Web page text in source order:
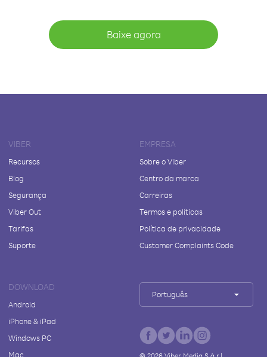
Baixe agora
VIBER
Recursos
Blog
Segurança
Viber Out
Tarifas
Suporte
EMPRESA
Sobre o Viber
Centro da marca
Carreiras
Termos e políticas
Política de privacidade
Customer Complaints Code
DOWNLOAD
Android
iPhone & iPad
Windows PC
Mac
Português